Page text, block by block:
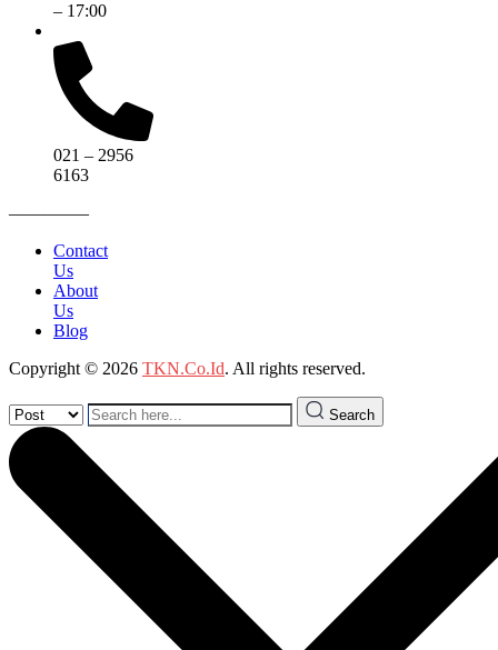
– 17:00
021 – 2956
6163
————–
Contact
Us
About
Us
Blog
Copyright © 2026 TKN.Co.Id. All rights reserved.
Search